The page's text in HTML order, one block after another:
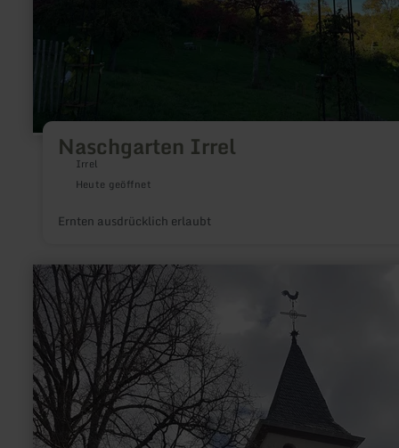
Naschgarten Irrel
Irrel
Heute geöffnet
Ernten ausdrücklich erlaubt
mehr
erfahren
zu:
St.
Quirin
Kapelle
Gipperath